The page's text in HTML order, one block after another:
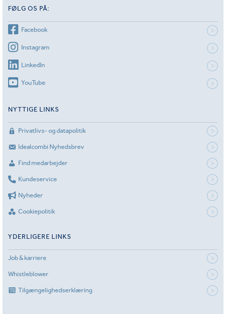
FØLG OS PÅ:
Facebook
Instagram
LinkedIn
YouTube
NYTTIGE LINKS
Privatlivs- og datapolitik
Idealcombi Nyhedsbrev
Find medarbejder
Kundeservice
Nyheder
Cookiepolitik
YDERLIGERE LINKS
Job & karriere
Whistleblower
Tilgængelighedserklæring